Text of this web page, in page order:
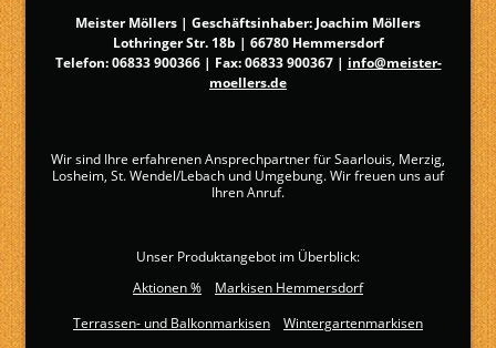
Meister Möllers | Geschäftsinhaber: Joachim Möllers
Lothringer Str. 18b | 66780 Hemmersdorf
Telefon:06833 900366| Fax: 06833 900367 | info@meister-
moellers.de
Wir sind Ihre erfahrenen Ansprechpartner für Saarlouis, Merzig,
Losheim, St. Wendel/Lebach und Umgebung. Wir freuen uns auf
Ihren Anruf.
Unser Produktangebot im Überblick:
Aktionen %
Markisen Hemmersdorf
Terrassen- und Balkonmarkisen
Wintergartenmarkisen